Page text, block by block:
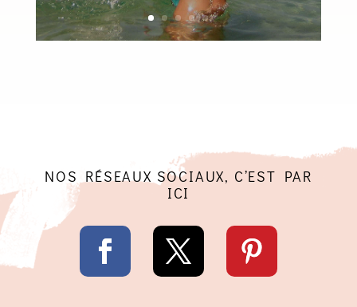
NOS RÉSEAUX SOCIAUX, C’EST PAR
ICI